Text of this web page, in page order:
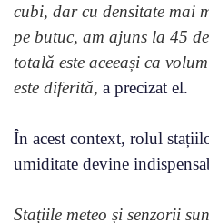
cubi, dar cu densitate mai
pe butuc, am ajuns la 45
totală este aceeași ca
este diferită, a precizat el.
În acest context, rolul
umiditate devine
Stațiile meteo și senzorii